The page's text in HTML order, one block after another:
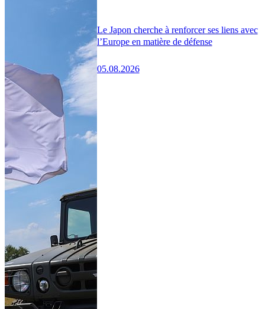
Le Japon cherche à renforcer ses liens avec
l’Europe en matière de défense
05.08.2026